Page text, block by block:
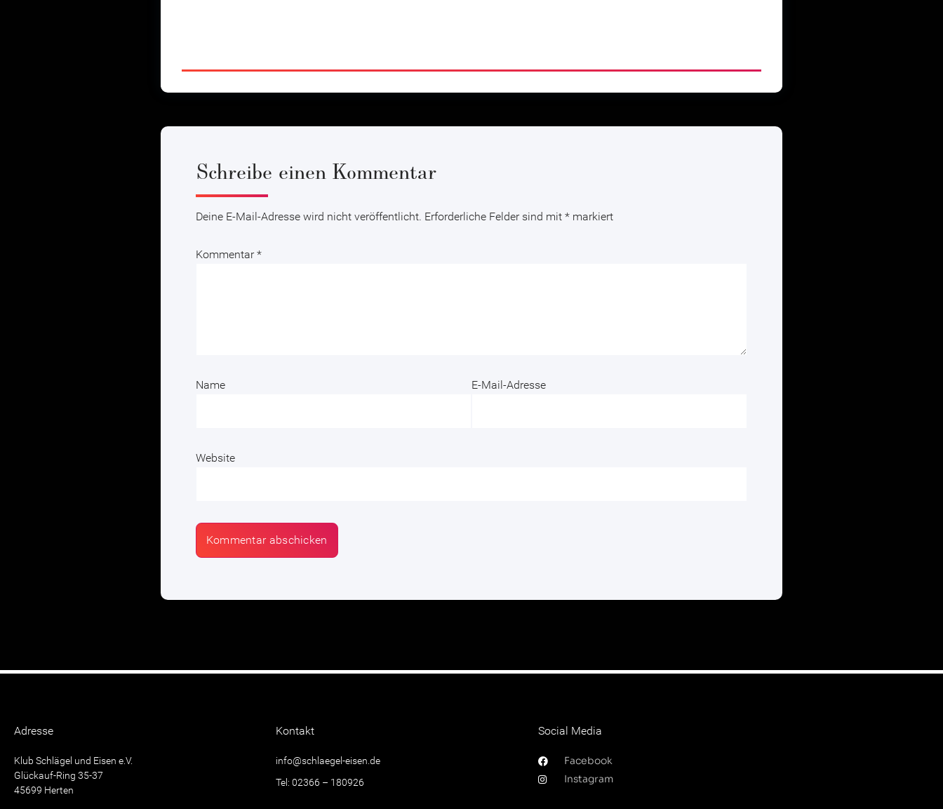
Schreibe einen Kommentar
Deine E-Mail-Adresse wird nicht veröffentlicht. Erforderliche Felder sind mit *markiert
Kommentar*
Name E-Mail-Adresse
Website
Adresse
Klub Schlägel und Eisen e.V.
Glückauf-Ring 35-37
45699 Herten
Kontakt
info@schlaegel-eisen.de
Tel: 02366 – 180926
Social Media
Facebook
Instagram